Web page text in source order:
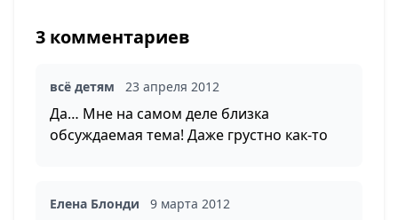
3 комментариев
всё детям 23 апреля 2012
Да… Мне на самом деле близка
обсуждаемая тема! Даже грустно как-то
Елена Блонди 9 марта 2012